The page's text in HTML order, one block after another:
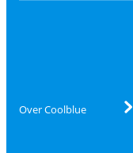
Over Coolblue